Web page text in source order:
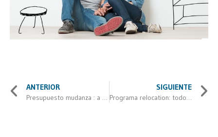
ANTERIOR SIGUIENTE